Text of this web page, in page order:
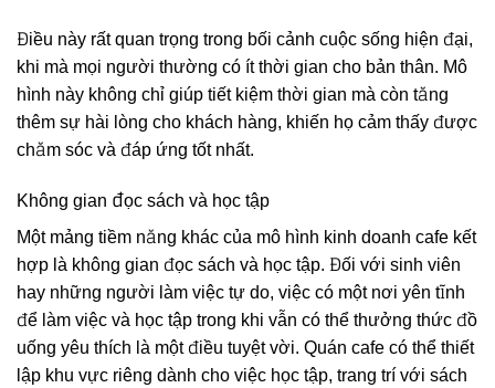
Điều này rất quan trọng trong bối cảnh cuộc sống hiện đại,
khi mà mọi người thường có ít thời gian cho bản thân. Mô
hình này không chỉ giúp tiết kiệm thời gian mà còn tăng
thêm sự hài lòng cho khách hàng, khiến họ cảm thấy được
chăm sóc và đáp ứng tốt nhất.
Không gian đọc sách và học tập
Một mảng tiềm năng khác của mô hình kinh doanh cafe kết
hợp là không gian đọc sách và học tập. Đối với sinh viên
hay những người làm việc tự do, việc có một nơi yên tĩnh
để làm việc và học tập trong khi vẫn có thể thưởng thức đồ
uống yêu thích là một điều tuyệt vời. Quán cafe có thể thiết
lập khu vực riêng dành cho việc học tập, trang trí với sách